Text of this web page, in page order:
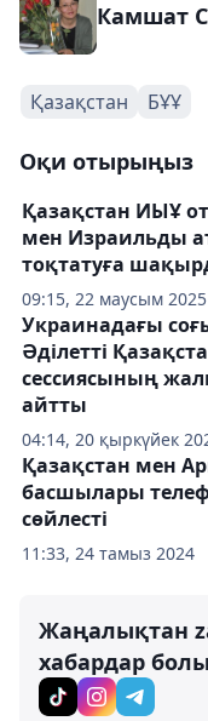
Камшат
Қазақстан БҰҰ
Оқи отырыңыз
09:15, 22 маусым 2025
Қазақстан ИЫҰ
мен Израильды
тоқтатуға
04:14, 20 қыркүйек
Украинадағы
Әділетті
сессиясының
айтты
11:33, 24 тамыз 2024
Қазақстан мен
басшылары
сөйлесті
Жаңалықтан
хабардар